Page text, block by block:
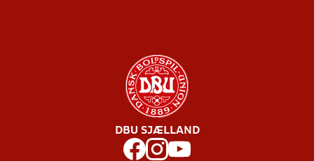
DBU SJÆLLAND